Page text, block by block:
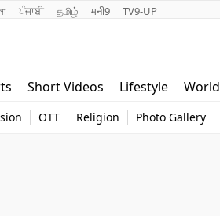
ਪੰਜਾਬੀ தமிழ் मनी9 TV9-UP
Short Videos Lifestyle World
Web Story
OTT Religion Photo Gallery